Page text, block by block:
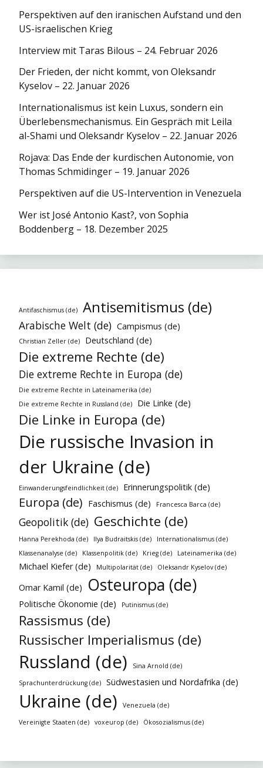
Perspektiven auf den iranischen Aufstand und den
US-israelischen Krieg
Interview mit Taras Bilous – 24. Februar 2026
Der Frieden, der nicht kommt, von Oleksandr
Kyselov – 22. Januar 2026
Internationa­lismus ist kein Luxus, sondern ein
Überlebens­mechanismus. Ein Gespräch mit Leila
al-Shami und Oleksandr Kyselov – 22. Januar 2026
Rojava: Das Ende der kurdischen Autonomie, von
Thomas Schmidinger – 19. Januar 2026
Perspektiven auf die US-Intervention in Venezuela
Wer ist José Antonio Kast?, von Sophia
Boddenberg – 18. Dezember 2025
Antifaschismus (de) Antisemitismus (de)
Arabische Welt (de) Campismus (de)
Christian Zeller (de) Deutschland (de)
Die extreme Rechte (de)
Die extreme Rechte in Europa (de)
Die extreme Rechte in Lateinamerika (de)
Die extreme Rechte in Russland (de)
Die Linke (de)
Die Linke in Europa (de)
Die russische Invasion in
der Ukraine (de)
Einwanderungsfeindlichkeit (de) Erinnerungspolitik (de)
Europa (de) Faschismus (de) Francesca Barca (de)
Geopolitik (de) Geschichte (de)
Hanna Perekhoda (de) Ilya Budraitskis (de)
Internationalismus (de)
Klassenanalyse (de)
Klassenpolitik (de) Krieg (de) Lateinamerika (de)
Michael Kiefer (de) Multipolarität (de) Oleksandr Kyselov (de)
Omar Kamil (de) Osteuropa (de)
Politische Ökonomie (de) Putinismus (de)
Rassismus (de)
Russischer Imperialismus (de)
Russland (de) Sina Arnold (de)
Sprachunterdrückung (de) Südwestasien und Nordafrika (de)
Ukraine (de) Venezuela (de)
Vereinigte Staaten (de) voxeurop (de) Ökosozialismus (de)